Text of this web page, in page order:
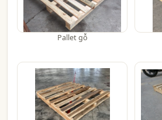
Pallet gỗ